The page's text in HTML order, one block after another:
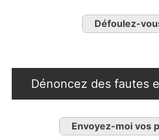
Défoulez-
Dénoncez des fautes
Envoyez-moi vos